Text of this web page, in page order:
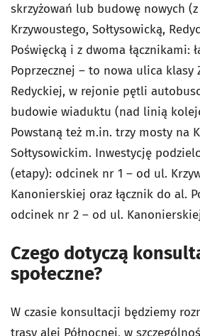
skrzyżowań lub budowę nowych
Krzywoustego, Sołtysowicką,
Poświęcką i z dwoma łącznikami:
Poprzecznej – to nowa ulica klasy
Redyckiej, w rejonie pętli
budowie wiaduktu (nad linią
Powstaną też m.in. trzy mosty na
Sołtysowickim. Inwestycję
(etapy): odcinek nr 1 – od ul.
Kanonierskiej oraz łącznik do al.
odcinek nr 2 – od ul.
Czego dotyczą
społeczne?
W czasie konsultacji będziemy
trasy alei Północnej, w